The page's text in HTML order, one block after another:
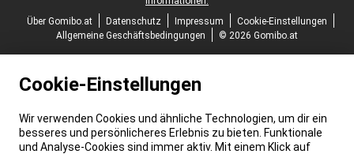
Über Gomibo.at
Datenschutz Impressum
Cookie-Einstellungen
Allgemeine Geschäftsbedingungen
© 2026 Gomibo.at
Cookie-Einstellungen
Wir verwenden Cookies und ähnliche Technologien, um dir ein
besseres und persönlicheres Erlebnis zu bieten. Funktionale
und Analyse-Cookies sind immer aktiv. Mit einem Klick auf